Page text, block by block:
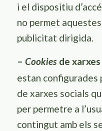
i el dispositiu
no permet aquestes
publicitat dirigida.
– Cookiesde xarxes
estan configurades
de xarxes socials
per permetre a
contingut amb els